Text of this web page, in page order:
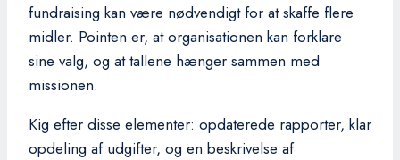
fundraising kan være nødvendigt for at skaffe flere
midler. Pointen er, at organisationen kan forklare
sine valg, og at tallene hænger sammen med
missionen.
Kig efter disse elementer: opdaterede rapporter, klar
opdeling af udgifter, og en beskrivelse af